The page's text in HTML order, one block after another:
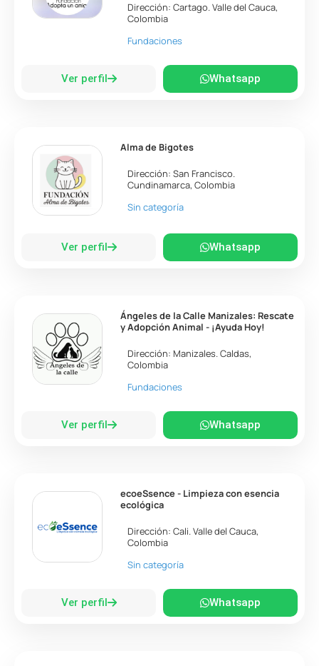
Dirección:Cartago.Valle del Cauca,
Colombia
Fundaciones
Ver perfil Whatsapp
Alma de Bigotes
Dirección:San Francisco.
Cundinamarca,Colombia
Sin categoría
Ver perfil Whatsapp
Ángeles de la Calle Manizales: Rescate
y Adopción Animal - ¡Ayuda Hoy!
Dirección: Manizales.Caldas,
Colombia
Fundaciones
Ver perfil Whatsapp
ecoeSsence - Limpieza con esencia
ecológica
Dirección:Cali.Valle del Cauca,
Colombia
Sin categoría
Ver perfil Whatsapp